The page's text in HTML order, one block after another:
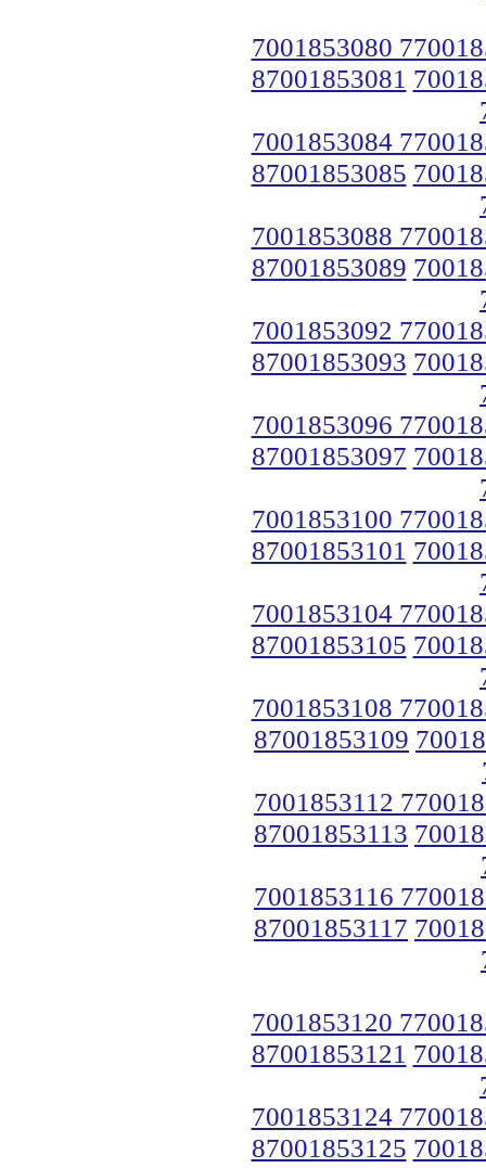
7001853080
87001853081
7001853084
87001853085
7001853088
87001853089
7001853092
87001853093
7001853096
87001853097
7001853100
87001853101
7001853104
87001853105
7001853108
87001853109
7001853112
87001853113
7001853116
87001853117
7001853120
87001853121
7001853124
87001853125